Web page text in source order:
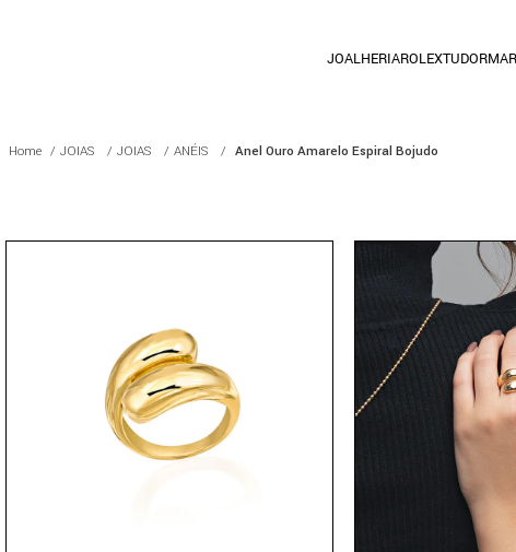
JOALHERIAROLEXTUDOR
JOIAS JOIAS ANÉIS Anel Ouro Amarelo Espiral Bojudo